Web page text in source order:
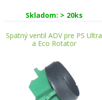
Skladom: > 20ks
Spätný ventil ADV pre PS Ultra
a Eco Rotator